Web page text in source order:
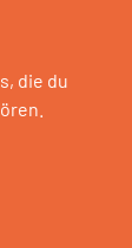
die du